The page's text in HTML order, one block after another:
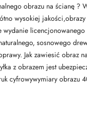
obrazu na ścianę
wysokiej
sosnowego
Jak zawiesić obraz
z obrazem jest
cyfrowywymiary obrazu